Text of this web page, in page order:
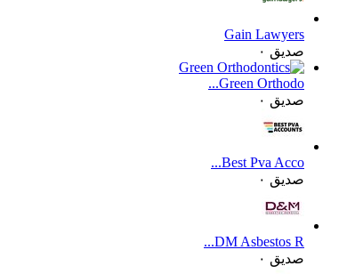
Gain Lawyers
صديق ٠
Green Orthodo...
صديق ٠
Best Pva Acco...
صديق ٠
DM Asbestos R...
صديق ٠